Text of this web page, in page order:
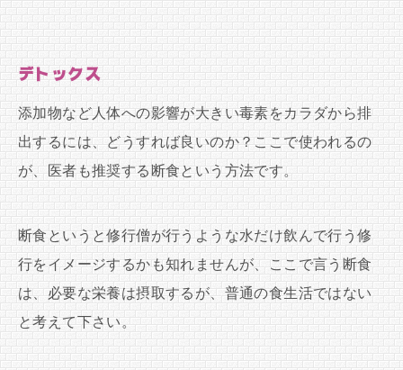
デトックス
添加物など人体への影響が大きい毒素をカラダから排
出するには、どうすれば良いのか？ここで使われるの
が、医者も推奨する断食という方法です。
断食というと修行僧が行うような水だけ飲んで行う修
行をイメージするかも知れませんが、ここで言う断食
は、必要な栄養は摂取するが、普通の食生活ではない
と考えて下さい。